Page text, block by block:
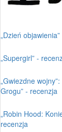
„Dzień
„Supergirl” -
„Gwiezdne
Grogu” - recenzja
„Robin Hood:
recenzja